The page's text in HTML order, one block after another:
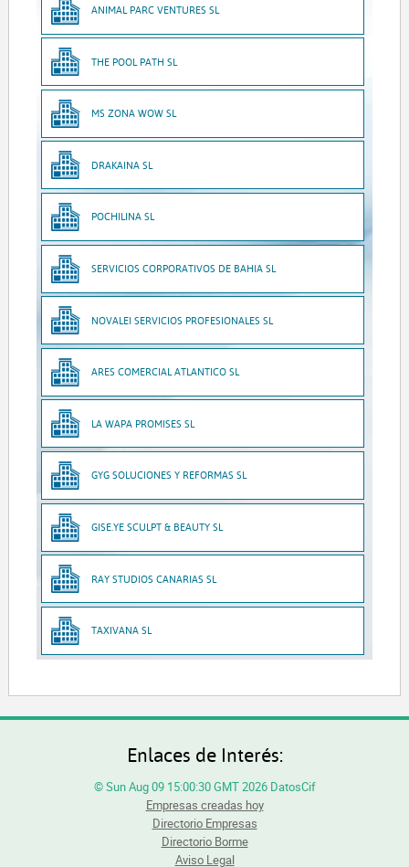
ANIMAL PARC VENTURES SL
THE POOL PATH SL
MS ZONA WOW SL
DRAKAINA SL
POCHILINA SL
SERVICIOS CORPORATIVOS DE BAHIA SL
NOVALEI SERVICIOS PROFESIONALES SL
ARES COMERCIAL ATLANTICO SL
LA WAPA PROMISES SL
GYG SOLUCIONES Y REFORMAS SL
GISE.YE SCULPT & BEAUTY SL
RAY STUDIOS CANARIAS SL
TAXIVANA SL
Enlaces de Interés:
© Sun Aug 09 15:00:30 GMT 2026 DatosCif
Empresas creadas hoy
Directorio Empresas
Directorio Borme
Aviso Legal